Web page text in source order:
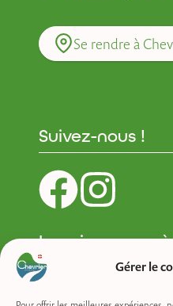
Gérer le
Se rendre à
Suivez-nous !
Inscrivez-vous
Newsletter